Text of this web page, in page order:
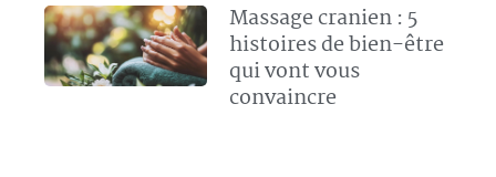
Massage cranien : 5
histoires de bien-être
qui vont vous
convaincre